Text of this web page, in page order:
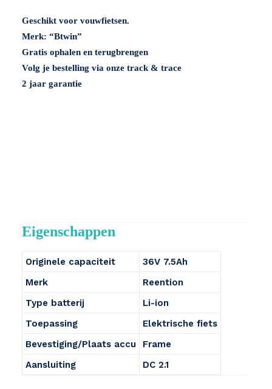
Geschikt voor vouwfietsen.
Merk: “Btwin”
Gratis ophalen en terugbrengen
Volg je bestelling via onze track & trace
2 jaar garantie
Eigenschappen
Originele capaciteit
36V 7.5Ah
Merk
Reention
Type batterij
Li-ion
Toepassing
Elektrische fiets
Bevestiging/Plaats accu
Frame
Aansluiting
DC 2.1